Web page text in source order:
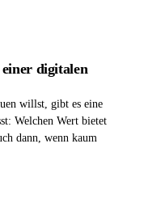
digitalen
willst, gibt es eine
Welchen Wert bietet
dann, wenn kaum